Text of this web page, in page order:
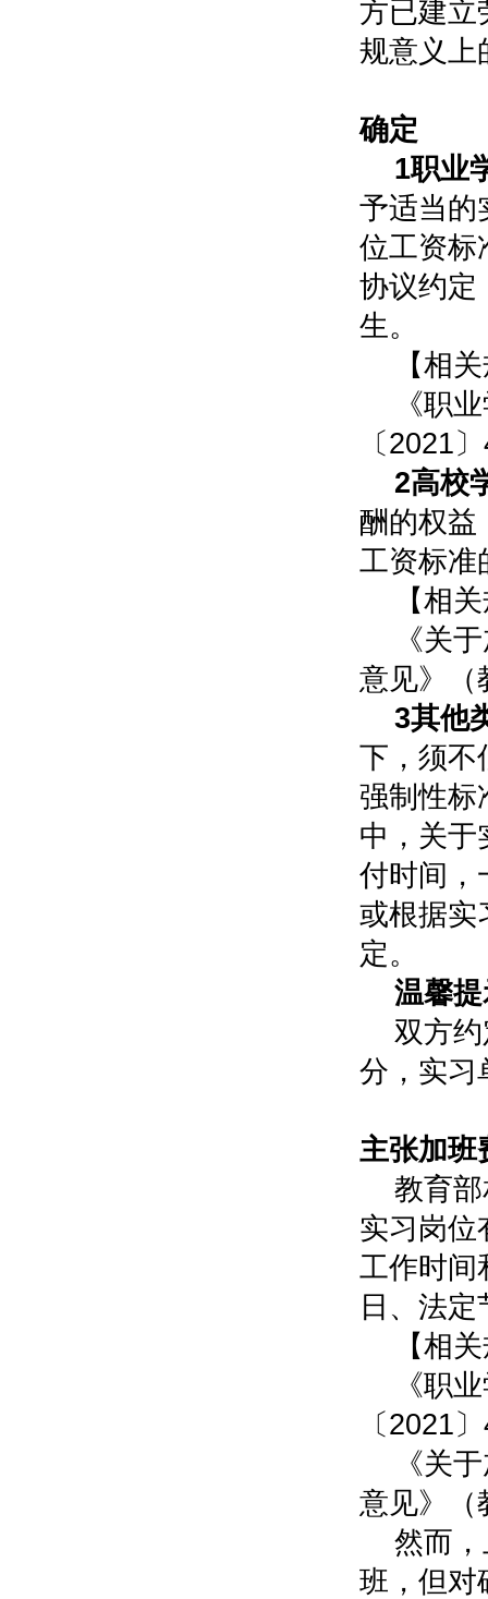
方已建立
规意义上
确定
1职业
予适当的
位工资标
协议约定
生。
【相
《职
〔2021
2高校
酬的权益
工资标准
【相
《关
意见》（
3其他
下，须不
强制性标
中，关于
付时间，
或根据实
定。
温馨
双方
分，实习
主张加班
教育
实习岗位
工作时间
日、法
【相
《职
〔2021
《关
意见》（
然而
班，但对